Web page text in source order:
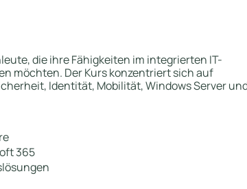
die ihre Fähigkeiten im integrierten IT-
möchten. Der Kurs konzentriert sich auf
Identität, Mobilität, Windows Server
365